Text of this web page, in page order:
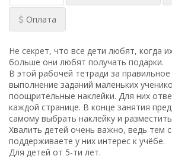
Оплата
Не секрет, что все дети любят, когда
больше они любят получать подарки.
В этой рабочей тетради за правильное
выполнение заданий маленьких
поощрительные наклейки. Для них
каждой странице. В конце занятия
самому выбрать наклейку и
Хвалить детей очень важно, ведь тем
поддерживаете у них интерес к учёбе.
Для детей от 5-ти лет.